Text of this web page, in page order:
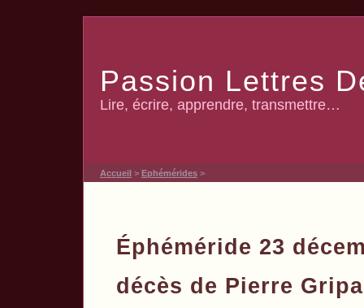
Passion Lettres
Lire, écrire, apprendre, transmettre…
Accueil > Ephémérides >
Éphéméride 23
décès de Pierre